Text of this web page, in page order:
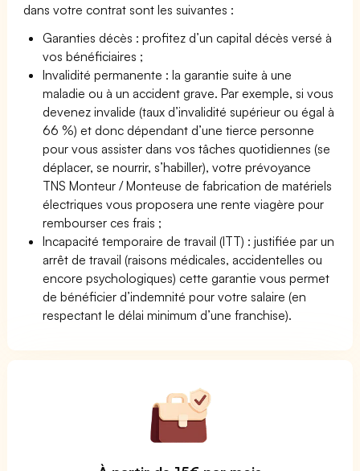
dans votre contrat sont les suivantes :
Garanties décès : profitez d’un capital décès versé à
vos bénéficiaires ;
Invalidité permanente : la garantie suite à une
maladie ou à un accident grave. Par exemple, si vous
devenez invalide (taux d’invalidité supérieur ou égal à
66 %) et donc dépendant d’une tierce personne
pour vous assister dans vos tâches quotidiennes (se
déplacer, se nourrir, s’habiller), votre prévoyance
TNS Monteur / Monteuse de fabrication de matériels
électriques vous proposera une rente viagère pour
rembourser ces frais ;
Incapacité temporaire de travail (ITT) : justifiée par un
arrêt de travail (raisons médicales, accidentelles ou
encore psychologiques) cette garantie vous permet
de bénéficier d’indemnité pour votre salaire (en
respectant le délai minimum d’une franchise).